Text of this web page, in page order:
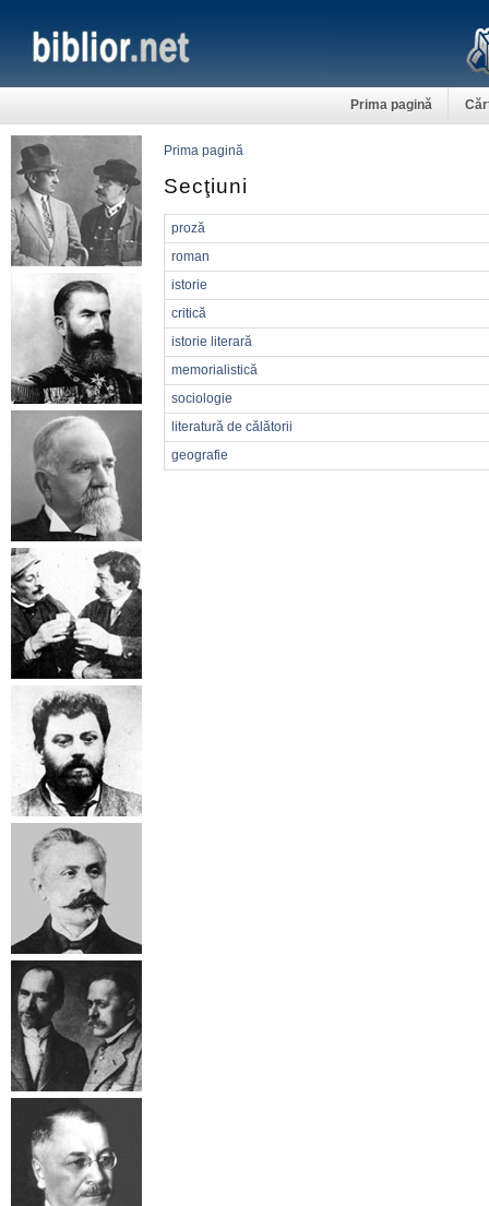
Prima pagină
Prima pagină
Secţiuni
proză
roman
istorie
critică
istorie literară
memorialistică
sociologie
literatură de călătorii
geografie